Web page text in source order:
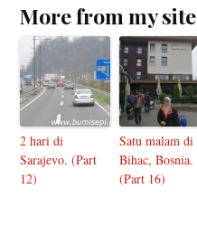
More from my site
2 hari di
Sarajevo. (Part
12)
Satu malam di
Bihac, Bosnia.
(Part 16)